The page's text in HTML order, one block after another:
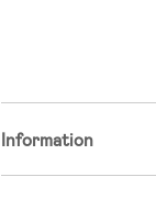
Information